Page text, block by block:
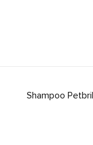
Shampoo